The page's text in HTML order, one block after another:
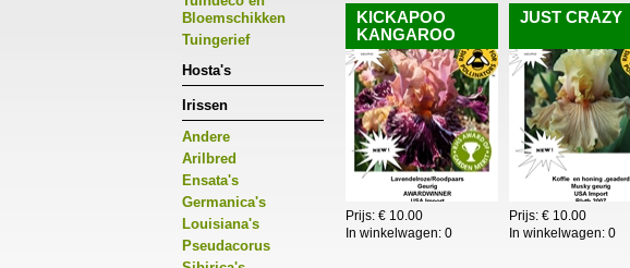
Bloemschikken
Tuingerief
Hosta's
Irissen
Andere
Arilbred
Ensata's
Germanica's
Louisiana's
Pseudacorus
KICKAPOO
KANGAROO
Prijs: € 10.00
In winkelwagen: 0
JUST CRAZY
Prijs: € 10.00
In winkelwagen: 0